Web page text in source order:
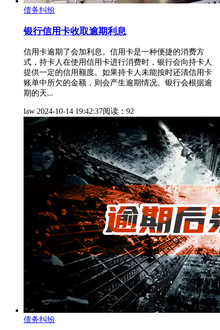
债务纠纷
银行信用卡收取逾期利息
信用卡逾期了会加利息。信用卡是一种便捷的消费方
式，持卡人在使用信用卡进行消费时，银行会向持卡人
提供一定的信用额度。如果持卡人未能按时还清信用卡
账单中所欠的金额，则会产生逾期情况。银行会根据逾
期的天...
law 2024-10-14 19:42:37阅读：92
债务纠纷